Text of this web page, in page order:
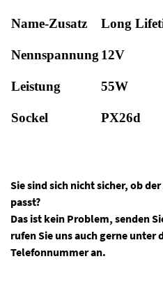
Name-Zusatz Long
Nennspannung 12V
Leistung 55W
Sockel PX26d
Sie sind sich nicht sicher, ob
passt?
Das ist kein Problem, senden
rufen Sie uns auch gerne unter
Telefonnummer an.